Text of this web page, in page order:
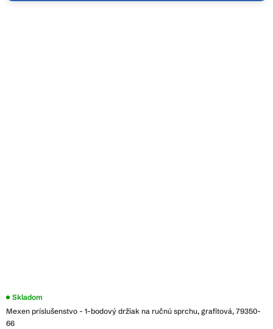
Mexen príslušenstvo - 1-bodový držiak na ručnú sprchu, grafitová, 79350-
66
Skladom